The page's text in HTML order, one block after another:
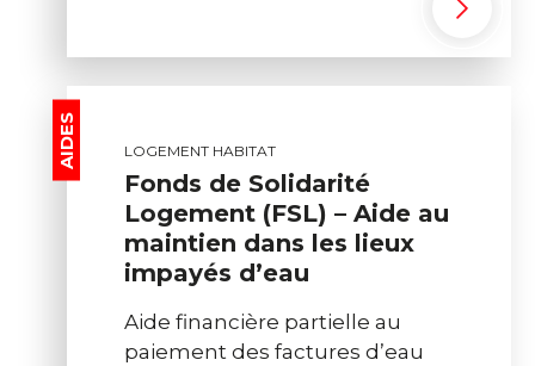
LOGEMENT HABITAT
Fonds de Solidarité
Logement (FSL) – Aide au
maintien dans les lieux
impayés d’eau
Aide financière partielle au
paiement des factures d’eau
AIDES